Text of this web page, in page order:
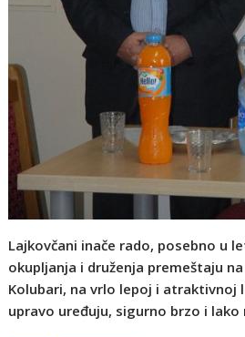
Lajkovčani inače rado, posebno u
okupljanja i druženja premeštaju
Kolubari, na vrlo lepoj i atraktivnoj
upravo uređuju, sigurno brzo i lako